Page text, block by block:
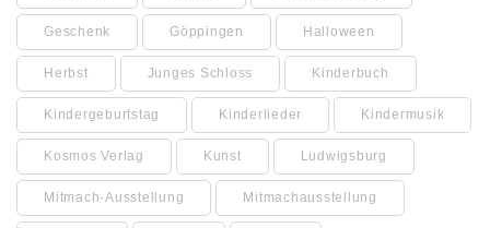
Geschenk Göppingen Halloween
Herbst Junges Schloss Kinderbuch
Kindergeburtstag Kinderlieder Kindermusik
Kosmos Verlag Kunst Ludwigsburg
Mitmach-Ausstellung Mitmachausstellung